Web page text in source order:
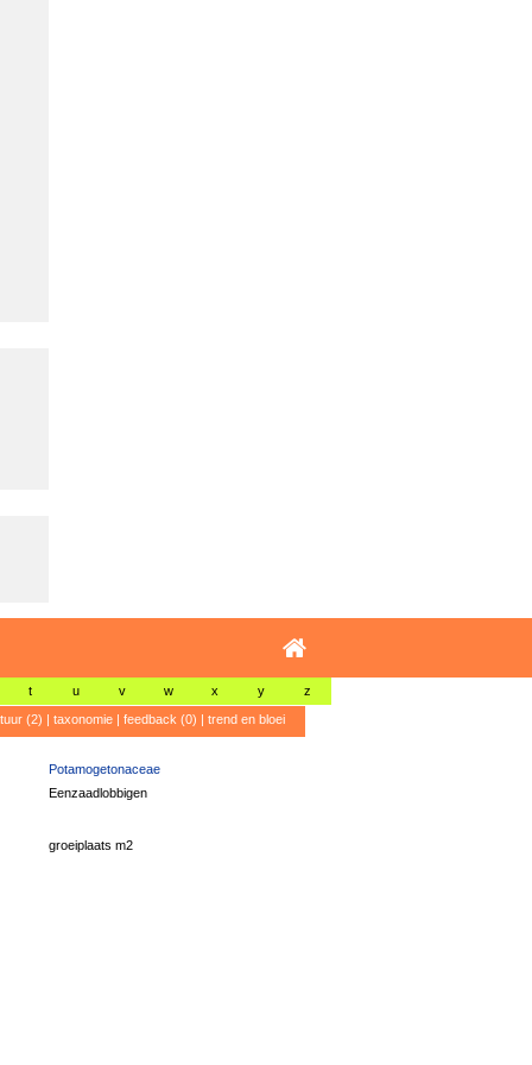
t u v w x y z
(2) | taxonomie| feedback (0) | trend en bloei
Potamogetonaceae
Eenzaadlobbigen
groeiplaats m2